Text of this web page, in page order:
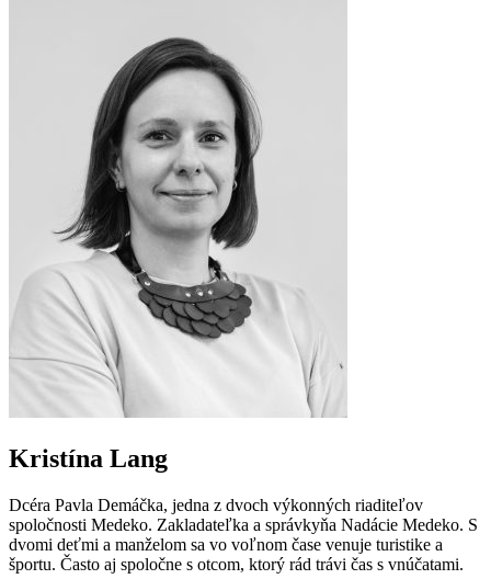
Kristína Lang
Dcéra Pavla Demáčka, jedna z dvoch výkonných riaditeľov
spoločnosti Medeko. Zakladateľka a správkyňa Nadácie Medeko. S
dvomi deťmi a manželom sa vo voľnom čase venuje turistike a
športu. Často aj spoločne s otcom, ktorý rád trávi čas s vnúčatami.